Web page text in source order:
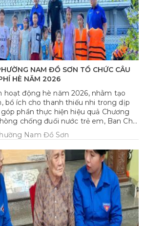
NAM ĐỒ SƠN TỔ CHỨC CÂU
HÈ NĂM 2026
hoạt động hè năm 2026, nhằm tạo
bổ ích cho thanh thiếu nhi trong dịp
phần thực hiện hiệu quả Chương
chống đuối nước trẻ em, Ban Chỉ
Đồ Sơn đã tổ chức Câu lạc bộ bơi
dành cho trẻ em có hoàn cảnh khó
Nam Đồ Sơn